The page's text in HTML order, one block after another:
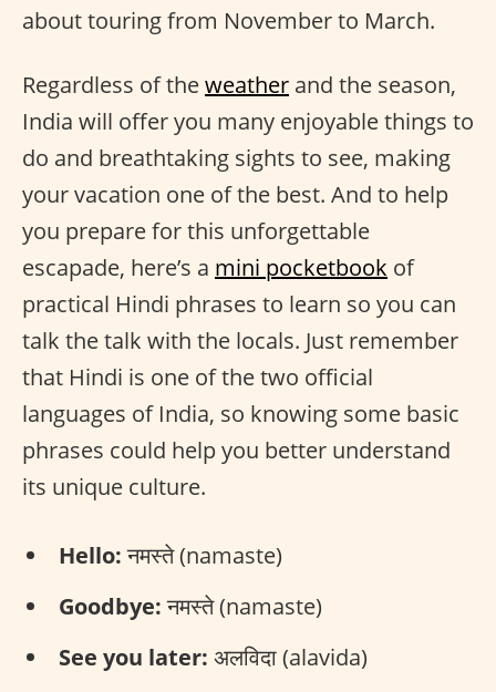
about touring from November to March.
Regardless of theweather and the season,
India will offer you many enjoyable things to
do and breathtaking sights to see, making
your vacation one of the best. And to help
you prepare for this unforgettable
escapade, here’s a mini pocketbook of
practical Hindi phrases to learn so you can
talk the talk with the locals. Just remember
that Hindi is one of the two official
languages of India, so knowing some basic
phrases could help you better understand
its unique culture.
Hello:नमस्ते (namaste)
Goodbye:नमस्ते (namaste)
See you later: अलविदा (alavida)